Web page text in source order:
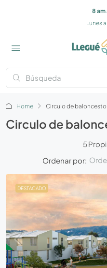
8 am
Lunes
Home Circulo de baloncesto
Circulo de
5
Ordenar por:
DESTACADO